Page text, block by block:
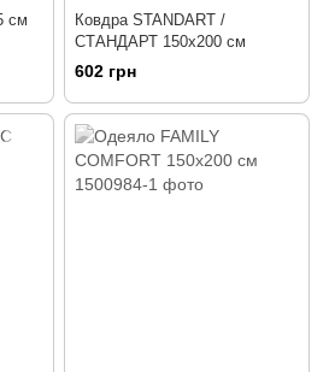
см
Ковдра STANDART /
СТАНДАРТ 150х200 см
602 грн